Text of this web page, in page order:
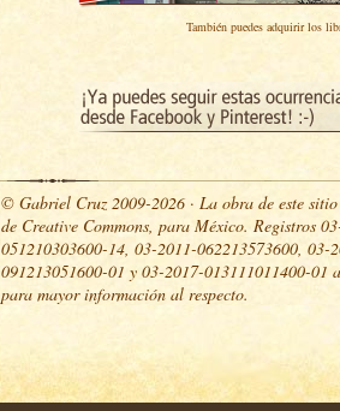
También puedes adquirir los
© Gabriel Cruz 2009-2026 · La obra de este
de Creative Commons, para México. Registros
051210303600-14, 03-2011-062213573600, 03-
091213051600-01 y 03-2017-013111011400-01
para mayor información al respecto.